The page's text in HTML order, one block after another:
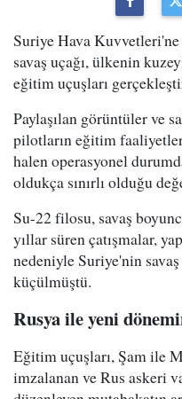
Suriye Hava
savaş uçağı, ülkenin
eğitim uçuşları
Paylaşılan görüntüler ve
pilotların eğitim
halen operasyonel
oldukça sınırlı olduğu
Su-22 filosu, savaş
yıllar süren çatışmalar,
nedeniyle Suriye'nin
küçülmüştü.
Rusya ile yeni
Eğitim uçuşları, Şam ile
imzalanan ve Rus askeri